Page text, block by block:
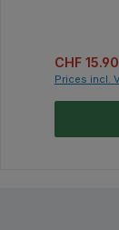
Sale price:
CHF 15.90
Prices incl.